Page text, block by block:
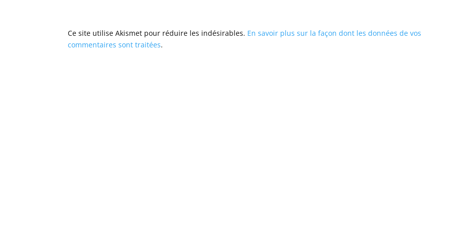
Ce site utilise Akismet pour réduire les indésirables. En savoir plus sur la façon dont les données de vos
commentaires sont traitées.